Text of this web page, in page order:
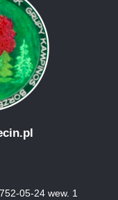
05-24 wew. 1